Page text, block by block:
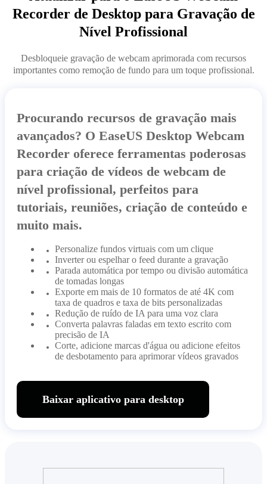
Recorder de Desktop para Gravação de
Nível Profissional
Desbloqueie gravação de webcam aprimorada com recursos
importantes como remoção de fundo para um toque profissional.
Procurando recursos de gravação mais
avançados? O EaseUS Desktop Webcam
Recorder oferece ferramentas poderosas
para criação de vídeos de webcam de
nível profissional, perfeitos para
tutoriais, reuniões, criação de conteúdo e
muito mais.
Personalize fundos virtuais com um clique
Inverter ou espelhar o feed durante a gravação
Parada automática por tempo ou divisão automática
de tomadas longas
Exporte em mais de 10 formatos de até 4K com
taxa de quadros e taxa de bits personalizadas
Redução de ruído de IA para uma voz clara
Converta palavras faladas em texto escrito com
precisão de IA
Corte, adicione marcas d'água ou adicione efeitos
de desbotamento para aprimorar vídeos gravados
Baixar aplicativo para desktop